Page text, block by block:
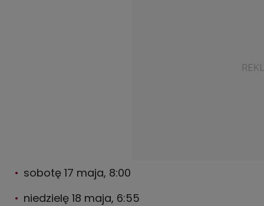
sobotę 17 maja, 8:00
niedzielę 18 maja, 6:55